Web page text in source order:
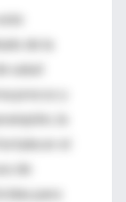
de la
salud
precoz y
la
el
de
para